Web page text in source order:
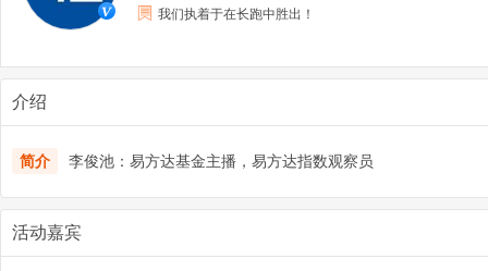
我们执着于在长跑中胜出！
介绍
简介 李俊池：易方达基金主播，易方达指数观察员
活动嘉宾